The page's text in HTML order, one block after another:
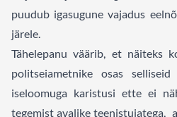
puudub igasugune vajadus
järele.
Tähelepanu väärib, et näiteks
politseiametnike osas
iseloomuga karistusi ette ei
tegemist avalike teenistujatega,